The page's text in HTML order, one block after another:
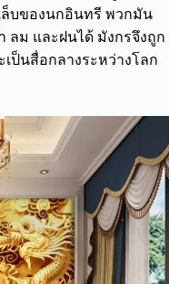
ล็บของนกอินทรี พวกมัน
ลม และฝนได้ มังกรจึงถูก
เป็นสื่อกลางระหว่างโลก